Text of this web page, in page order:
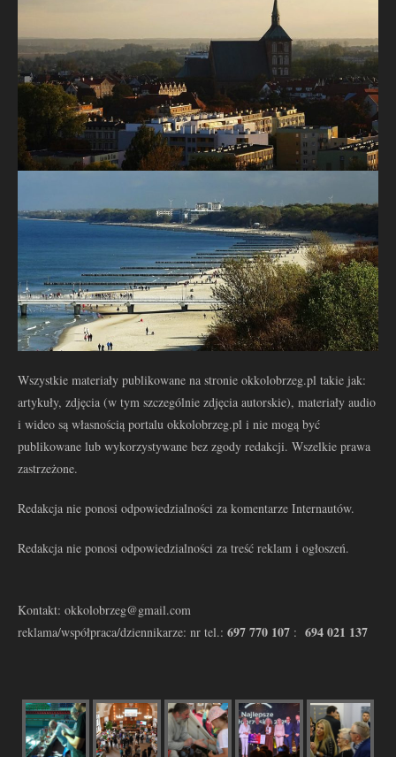
Wszystkie materiały publikowane na stronie okkolobrzeg.pl takie jak:
artykuły, zdjęcia (w tym szczególnie zdjęcia autorskie), materiały audio
i wideo są własnością portalu okkolobrzeg.pl i nie mogą być
publikowane lub wykorzystywane bez zgody redakcji. Wszelkie prawa
zastrzeżone.
Redakcja nie ponosi odpowiedzialności za komentarze Internautów.
Redakcja nie ponosi odpowiedzialności za treść reklam i ogłoszeń.
Kontakt: okkolobrzeg@gmail.com
reklama/współpraca/dziennikarze: nr tel.: 697 770 107 : 694 021 137